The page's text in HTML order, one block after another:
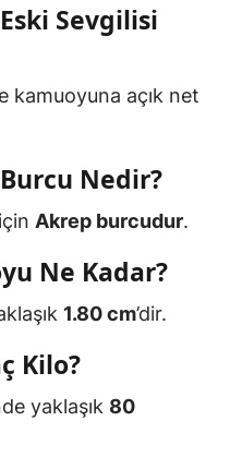
Sevgilisi
kamuoyuna açık net
Nedir?
Akrep burcudur.
Ne Kadar?
1.80 cm’dir.
Kilo?
yaklaşık 80